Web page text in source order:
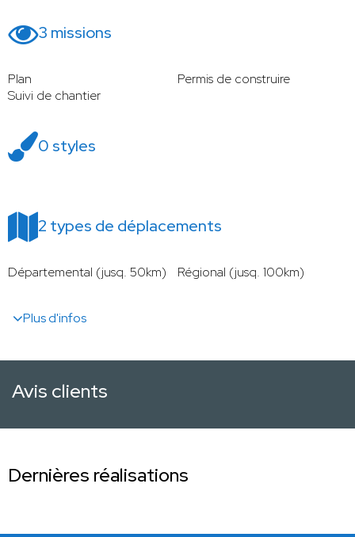
3 missions
Plan
Permis de construire
Suivi de chantier
0 styles
2 types de déplacements
Départemental (jusq. 50km) Régional (jusq. 100km)
Plus d'infos
Avis clients
Dernières réalisations